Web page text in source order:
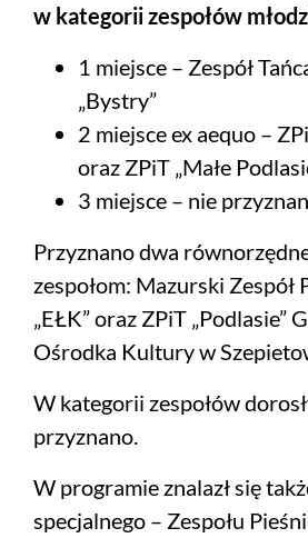
w kategorii zespołów
1 miejsce – Zespół
„Bystry”
2 miejsce ex aequo –
oraz ZPiT „Małe
3 miejsce – nie
Przyznano dwa
zespołom: Mazurski Zespół
„EŁK” oraz ZPiT „Podlasie”
Ośrodka Kultury w
W kategorii zespołów
przyznano.
W programie znalazł się
specjalnego – Zespołu